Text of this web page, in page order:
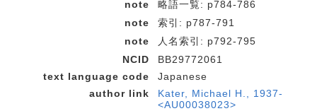
note
略語一覧: p784-786
note
索引: p787-791
note
人名索引: p792-795
NCID
BB29772061
text language code
Japanese
author link
Kater, Michael H., 1937-
<AU00038023>